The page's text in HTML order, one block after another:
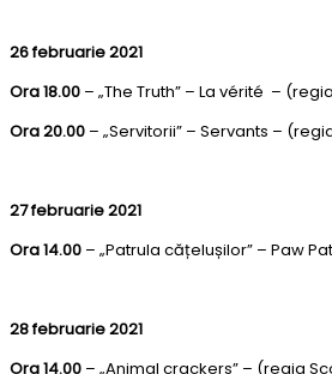
26 februarie 2021
Ora 18.00 – „The Truth” – La vérité –
Ora 20.00 – „Servitorii” – Servants –
27 februarie 2021
Ora 14.00 – „Patrula cățelușilor” – Paw
28 februarie 2021
Ora 14.00 – „Animal crackers” – (regia